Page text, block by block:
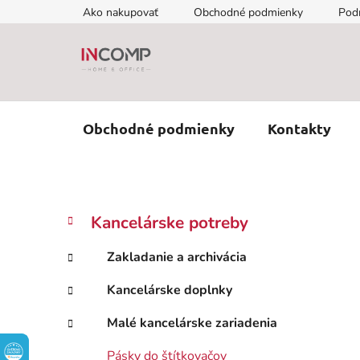
na
Ako nakupovať Obchodné podmienky
Obchodné podmienky Kontakty
B
č
ý
p
Preskočiť
kategórie
K
a
e
g
ó
r
Kancelárske potreby
Zakladanie a archivácia
Kancelárske doplnky
Malé kancelárske zariadenia
Pásky do štítkovačov